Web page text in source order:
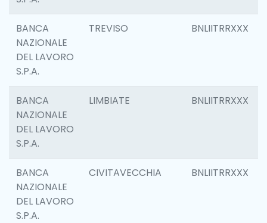
BANCA
NAZIONALE
DEL LAVORO
S.P.A.
TREVISO BNLIITRRXXX
BANCA
NAZIONALE
DEL LAVORO
S.P.A.
LIMBIATE BNLIITRRXXX
BANCA
NAZIONALE
DEL LAVORO
S.P.A.
CIVITAVECCHIA BNLIITRRXXX